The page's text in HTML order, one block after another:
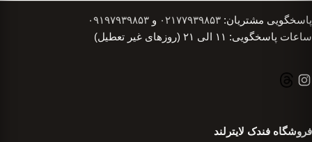
پاسخگویی مشتریان: ۰۲۱۷۷۹۳۹۸۵۳ و ۰۹۱۹۷۹۳۹۸۵۳
ساعات پاسخگویی: ۱۱ الی ۲۱ (روزهای غیر تعطیل)
فروشگاه فندک لایترلند